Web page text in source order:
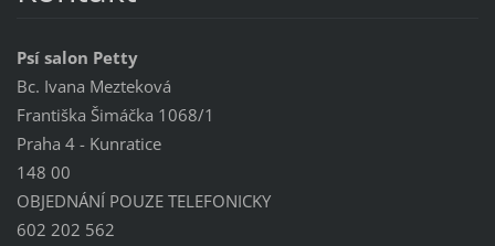
Psí salon Petty
Bc. Ivana Mezteková
Františka Šimáčka 1068/1
Praha 4 - Kunratice
148 00
OBJEDNÁNÍ POUZE TELEFONICKY
602 202 562